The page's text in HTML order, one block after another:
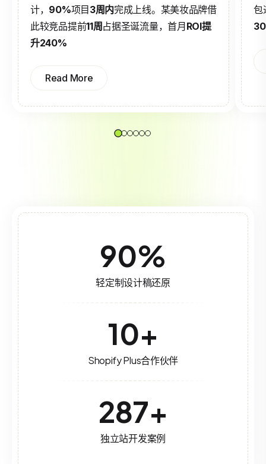
计， 90%项目 3周内完成上线。某美妆品牌借
此较竞品提前11周 占据圣诞流量，首月 ROI提
升240%
Read More
包
90%
轻定制设计稿还原
10+
Shopify Plus合作伙伴
287+
独立站开发案例